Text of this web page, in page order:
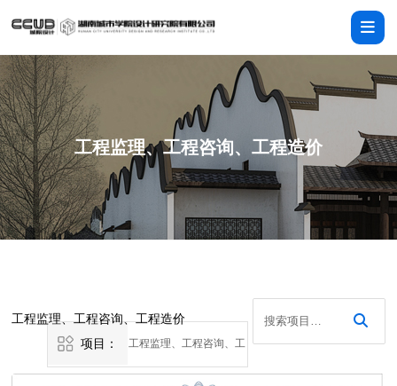
工程监理、工程咨询、工程造价
工程监理、工程咨询、工程造价
项目：
工程监理、工程咨询、工